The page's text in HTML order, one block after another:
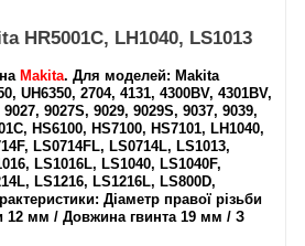
HR5001C, LH1040, LS1013
Makita.Для моделей: Makita
UH6350, 2704, 4131, 4300BV, 4301BV,
9027S, 9029, 9029S, 9037, 9039,
HS6100, HS7100, HS7101, LH1040,
LS0714FL, LS0714L, LS1013,
LS1016L, LS1040, LS1040F,
LS1216, LS1216L, LS800D,
: ​Діаметр правої різьби
12 мм / Довжина гвинта 19 мм / З